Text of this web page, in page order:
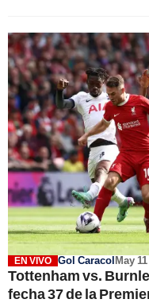
EN VIVO Gol CaracolMay 11
Tottenham vs.
fecha 37 de la